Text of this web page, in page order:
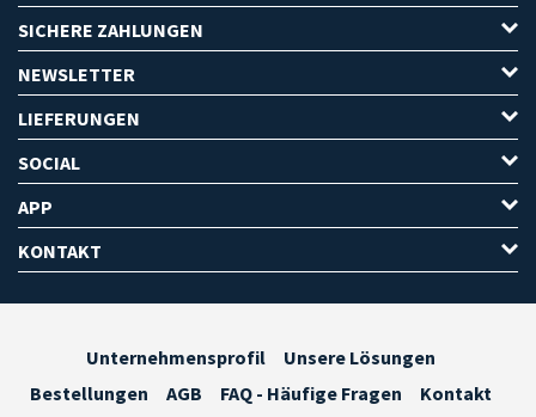
SICHERE ZAHLUNGEN
NEWSLETTER
LIEFERUNGEN
SOCIAL
APP
KONTAKT
Unternehmensprofil
Unsere Lösungen
Bestellungen
AGB FAQ - Häufige Fragen
Kontakt